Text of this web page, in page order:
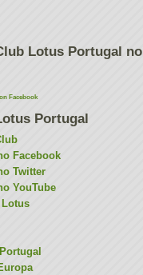
Lotus Portugal no
Facebook
Portugal
Facebook
Twitter
YouTube